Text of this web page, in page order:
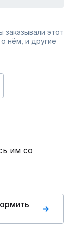
заказывали этот
нём, и другие
им со